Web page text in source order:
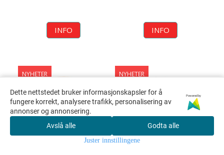
INFO INFO
NYHETER NYHETER
Dette nettstedet bruker informasjonskapsler for å
fungere korrekt, analysere trafikk, personalisering av
annonser og annonsering.
Powered by
Avslå alle Godta alle
Juster innstillingene